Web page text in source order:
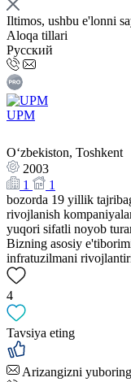
Iltimos, ushbu e'lonni
Aloqa tillari
Русский
UPM
Oʻzbekiston, Toshkent
2003
1
1
bozorda 19 yillik
rivojlanish
yuqori sifatli noyob
Bizning asosiy
infratuzilmani
4
Tavsiya eting
Arizangizni yuboring